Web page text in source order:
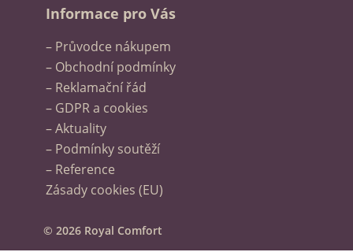
Informace pro Vás
– Průvodce nákupem
– Obchodní podmínky
– Reklamační řád
– GDPR a cookies
– Aktuality
– Podmínky soutěží
– Reference
Zásady cookies (EU)
© 2026 Royal Comfort